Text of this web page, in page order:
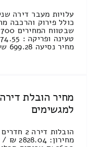
עלויות מעבר דירה
מחיר נסיעה 699.28 שקל / זמן נסיעה בין [...]
למגשימים
הובלות